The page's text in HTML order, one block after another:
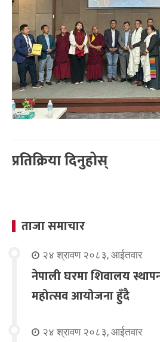
प्रतिक्रिया दिनुहोस्
ताजा समाचार
२४ श्रावण २०८३, आईतवार
नेपाली घरमा शिवालय
महोत्सव आयोजना हुँदै
२४ श्रावण २०८३, आईतवार